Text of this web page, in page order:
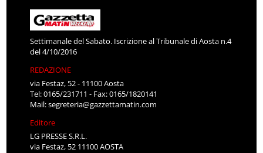
Settimanale del Sabato. Iscrizione al Tribunale di Aosta n.4
del 4/10/2016
REDAZIONE
via Festaz, 52 - 11100 Aosta
Tel: 0165/231711 - Fax: 0165/1820141
Mail:segreteria@gazzettamatin.com
Editore
LG PRESSE S.R.L.
via Festaz, 52 11100 AOSTA